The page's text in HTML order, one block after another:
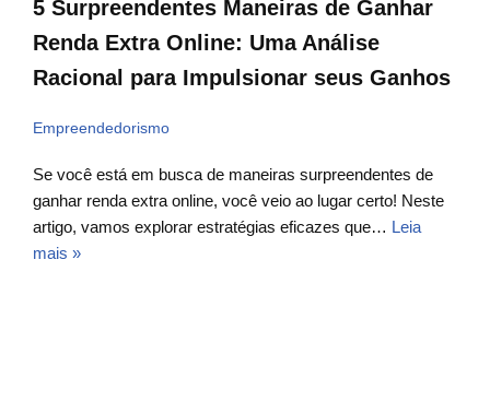
5 Surpreendentes Maneiras de Ganhar
Renda Extra Online: Uma Análise
Racional para Impulsionar seus Ganhos
Empreendedorismo
Se você está em busca de maneiras surpreendentes de
ganhar renda extra online, você veio ao lugar certo! Neste
artigo, vamos explorar estratégias eficazes que… Leia
mais »